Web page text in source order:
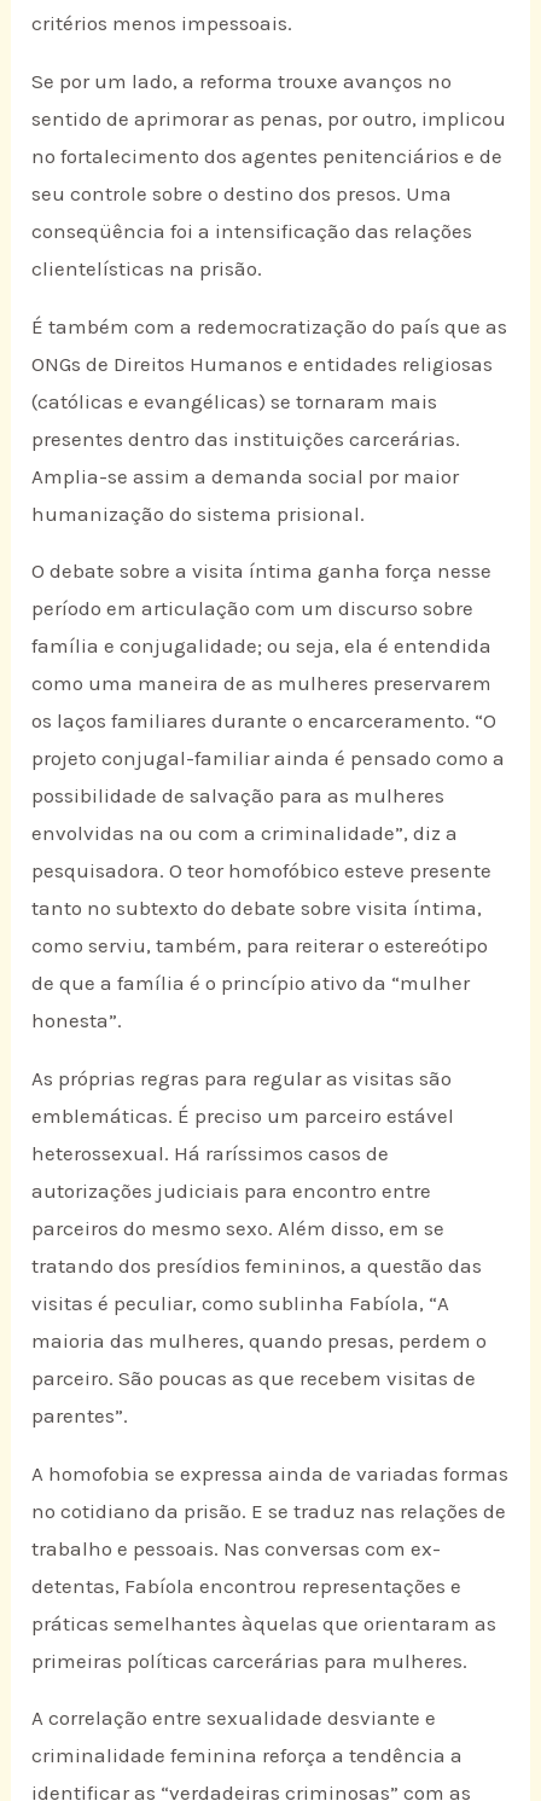
critérios menos impessoais.
Se por um lado, a reforma trouxe avanços no
sentido de aprimorar as penas, por outro, implicou
no fortalecimento dos agentes penitenciários e de
seu controle sobre o destino dos presos. Uma
conseqüência foi a intensificação das relações
clientelísticas na prisão.
É também com a redemocratização do país que as
ONGs de Direitos Humanos e entidades religiosas
(católicas e evangélicas) se tornaram mais
presentes dentro das instituições carcerárias.
Amplia-se assim a demanda social por maior
humanização do sistema prisional.
O debate sobre a visita íntima ganha força nesse
período em articulação com um discurso sobre
família e conjugalidade; ou seja, ela é entendida
como uma maneira de as mulheres preservarem
os laços familiares durante o encarceramento. “O
projeto conjugal-familiar ainda é pensado como a
possibilidade de salvação para as mulheres
envolvidas na ou com a criminalidade”, diz a
pesquisadora. O teor homofóbico esteve presente
tanto no subtexto do debate sobre visita íntima,
como serviu, também, para reiterar o estereótipo
de que a família é o princípio ativo da “mulher
honesta”.
As próprias regras para regular as visitas são
emblemáticas. É preciso um parceiro estável
heterossexual. Há raríssimos casos de
autorizações judiciais para encontro entre
parceiros do mesmo sexo. Além disso, em se
tratando dos presídios femininos, a questão das
visitas é peculiar, como sublinha Fabíola, “A
maioria das mulheres, quando presas, perdem o
parceiro. São poucas as que recebem visitas de
parentes”.
A homofobia se expressa ainda de variadas formas
no cotidiano da prisão. E se traduz nas relações de
trabalho e pessoais. Nas conversas com ex-
detentas, Fabíola encontrou representações e
práticas semelhantes àquelas que orientaram as
primeiras políticas carcerárias para mulheres.
A correlação entre sexualidade desviante e
criminalidade feminina reforça a tendência a
identificar as “verdadeiras criminosas” com as